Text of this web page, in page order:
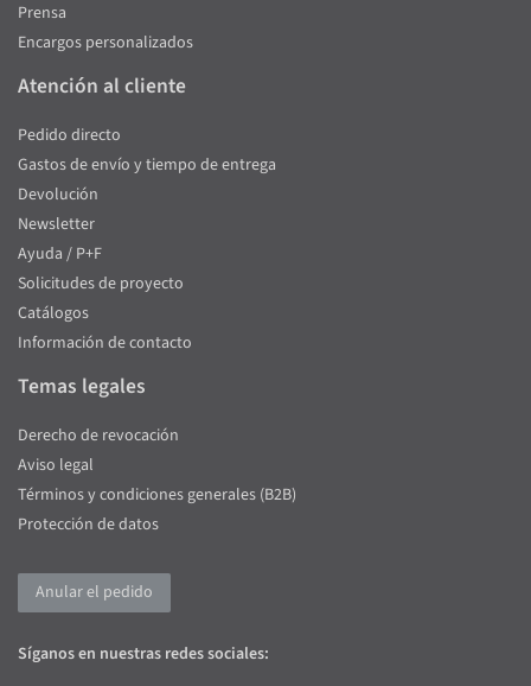
Prensa
Encargos personalizados
Atención al cliente
Pedido directo
Gastos de envío y tiempo de entrega
Devolución
Newsletter
Ayuda / P+F
Solicitudes de proyecto
Catálogos
Información de contacto
Temas legales
Derecho de revocación
Aviso legal
Términos y condiciones generales (B2B)
Protección de datos
Anular el pedido
Síganos en nuestras redes sociales: